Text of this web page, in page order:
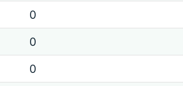
0
0
0